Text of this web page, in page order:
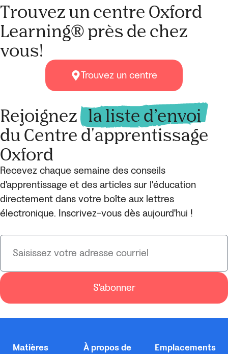
Trouvez un centre Oxford
Learning® près de chez
vous!
Trouvez un centre
Rejoignez la liste d’envoi
du Centre d'apprentissage
Oxford
Recevez chaque semaine des conseils
d'apprentissage et des articles sur l'éducation
directement dans votre boîte aux lettres
électronique. Inscrivez-vous dès aujourd'hui !
S'abonner
Matières
À propos de
Emplacements